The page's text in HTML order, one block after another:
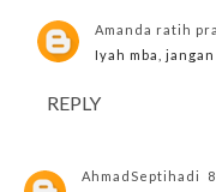
Amanda ratih
Iyah mba,
REPLY
AhmadSeptihadi